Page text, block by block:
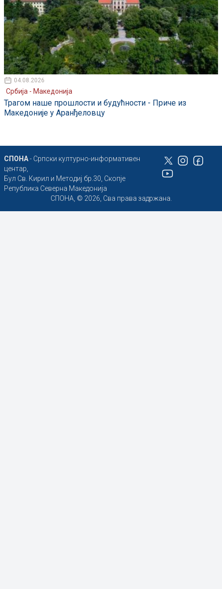
04.08.2026
Србија - Македонија
Трагом наше прошлости и будућности - Приче из
Македоније у Аранђеловцу
СПОНА- Српски културно-информативен
центар,
Бул Св. Кирил и Методиј бр.30, Скопје
Република Северна Македонија
СПОНА, © 2026, Сва права задржана.